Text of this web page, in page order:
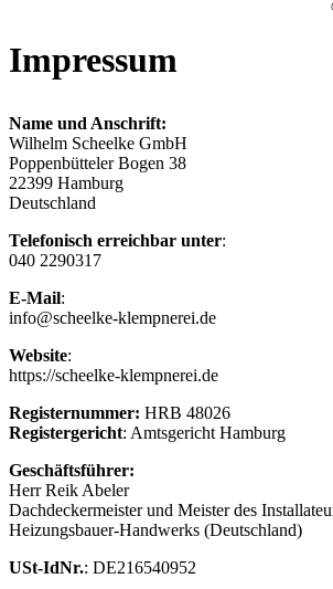
Impressum
Name und Anschrift:
Wilhelm Scheelke GmbH
Poppenbütteler Bogen 38
22399 Hamburg
Deutschland
Telefonisch erreichbar unter:
040 2290317
E-Mail:
info@scheelke-klempnerei.de
Website:
https://scheelke-klempnerei.de
Registernummer: HRB 48026
Registergericht: Amtsgericht Hamburg
Geschäftsführer:
Herr Reik Abeler
Dachdeckermeister und Meister des
Heizungsbauer-Handwerks (Deutschland)
USt-IdNr.: DE216540952